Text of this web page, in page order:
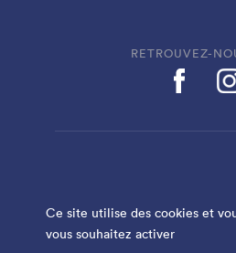
Ce site utilise des cookies et
vous souhaitez activer
RETROUVEZ-